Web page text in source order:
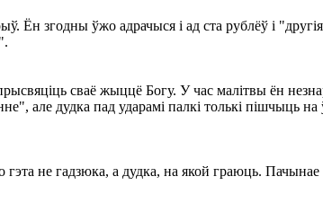
Ён згодны ўжо адрачыся і ад ста рублёў і
сваё жыццё Богу. У час малітвы ён
але дудка пад ударамі палкі толькі пішчыць на
не гадзюка, а дудка, на якой граюць. Пачынае